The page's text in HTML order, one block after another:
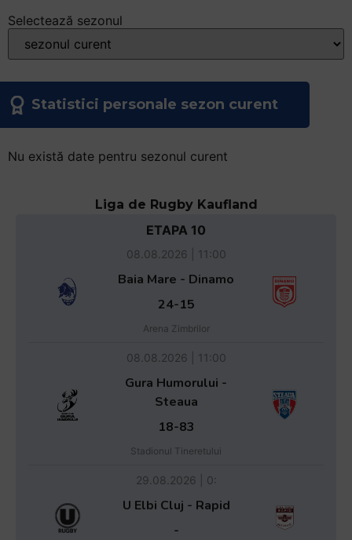
Selectează sezonul
Statistici personale sezon curent
Nu există date pentru sezonul curent
Liga de Rugby Kaufland
ETAPA 10
08.08.2026 | 11:00
Baia Mare - Dinamo
24-15
Arena Zimbrilor
08.08.2026 | 11:00
Gura Humorului -
Steaua
18-83
Stadionul Tineretului
29.08.2026 | 0:
U Elbi Cluj - Rapid
-